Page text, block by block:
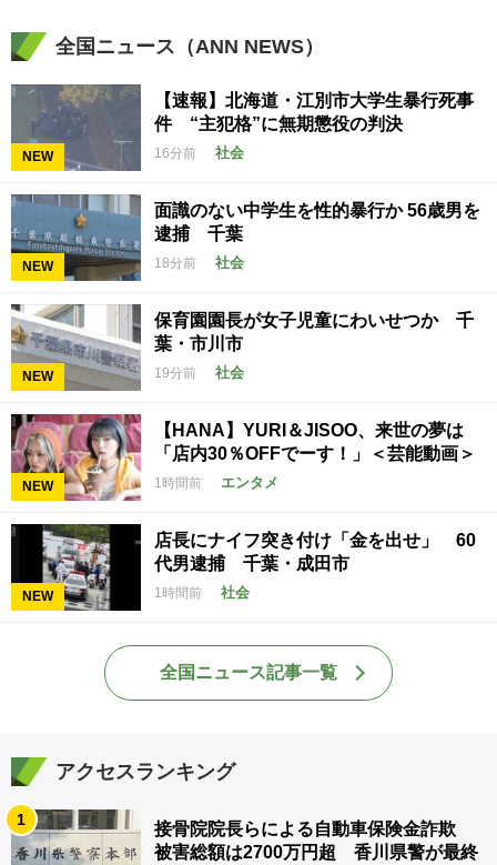
全国ニュース（ANN NEWS）
NEW
【速報】北海道・江別市大学生暴行死事
件 “主犯格”に無期懲役の判決
16分前 社会
NEW
面識のない中学生を性的暴行か 56歳男を
逮捕 千葉
18分前 社会
NEW
保育園園長が女子児童にわいせつか 千
葉・市川市
19分前 社会
NEW
【HANA】YURI＆JISOO、来世の夢は
「店内30％OFFでーす！」＜芸能動画＞
1時間前 エンタメ
NEW
店長にナイフ突き付け「金を出せ」 60
代男逮捕 千葉・成田市
1時間前 社会
全国ニュース記事一覧
アクセスランキング
1
接骨院院長らによる自動車保険金詐欺
被害総額は2700万円超 香川県警が最終